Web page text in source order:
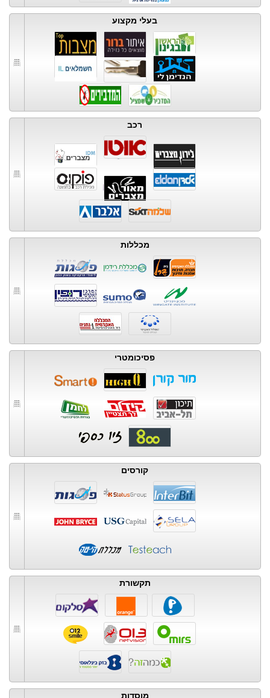
בעלי מקצוע
רכב
מכללות
פסיכומטרי
קורסים
תקשורת
מוסדות